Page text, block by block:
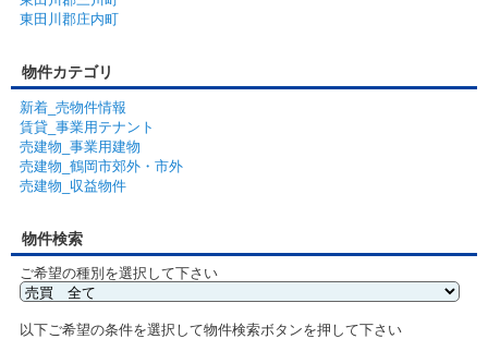
東田川郡庄内町
物件カテゴリ
新着_売物件情報
賃貸_事業用テナント
売建物_事業用建物
売建物_鶴岡市郊外・市外
売建物_収益物件
物件検索
ご希望の種別を選択して下さい
以下ご希望の条件を選択して物件検索ボタンを押して下さい